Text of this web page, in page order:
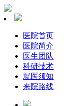
医院首页
医院简介
医生团队
科研技术
就医须知
来院路线